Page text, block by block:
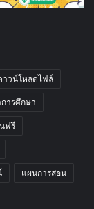
าวน์โหลดไฟล์
ารศึกษา
ฟรี
แผนการสอน